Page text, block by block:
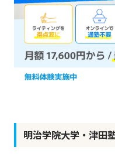
明治学院大学・津田